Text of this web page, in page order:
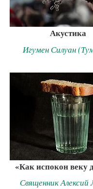
Акустика
Игумен Силуан
«Как испокон веку
Священник Алексий